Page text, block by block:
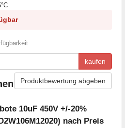
kaufen
Produktbewertung abgeben
10uF 450V +/-20%
nach Preis